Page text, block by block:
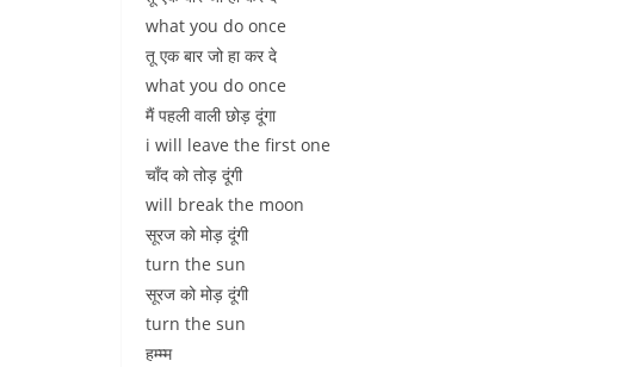
what you do once
तू एक बार जो हा कर दे
what you do once
मैं पहली वाली छोड़ दूंगा
i will leave the first one
चाँद को तोड़ दूंगी
will break the moon
सूरज को मोड़ दूंगी
turn the sun
सूरज को मोड़ दूंगी
turn the sun
हम्म्म